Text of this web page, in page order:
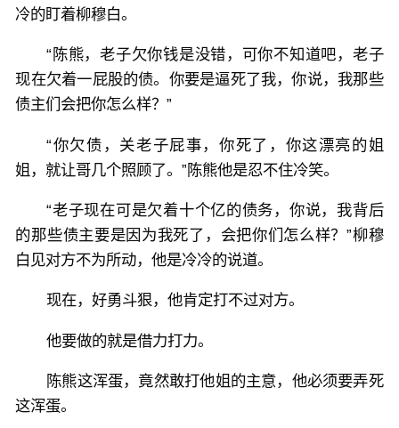
冷的盯着柳穆白。
“陈熊，老子欠你钱是没错，可你不知道吧，老子
现在欠着一屁股的债。你要是逼死了我，你说，我那些
债主们会把你怎么样？”
“你欠债，关老子屁事，你死了，你这漂亮的姐
姐，就让哥几个照顾了。”陈熊他是忍不住冷笑。
“老子现在可是欠着十个亿的债务，你说，我背后
的那些债主要是因为我死了，会把你们怎么样？”柳穆
白见对方不为所动，他是冷冷的说道。
现在，好勇斗狠，他肯定打不过对方。
他要做的就是借力打力。
陈熊这浑蛋，竟然敢打他姐的主意，他必须要弄死
这浑蛋。